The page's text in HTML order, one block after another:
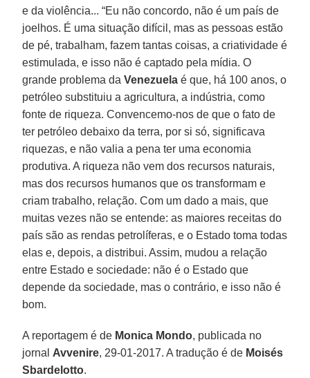
e da violência... “Eu não concordo, não é um país de
joelhos. É uma situação difícil, mas as pessoas estão
de pé, trabalham, fazem tantas coisas, a criatividade é
estimulada, e isso não é captado pela mídia. O
grande problema daVenezuela é que, há 100 anos, o
petróleo substituiu a agricultura, a indústria, como
fonte de riqueza. Convencemo-nos de que o fato de
ter petróleo debaixo da terra, por si só, significava
riquezas, e não valia a pena ter uma economia
produtiva. A riqueza não vem dos recursos naturais,
mas dos recursos humanos que os transformam e
criam trabalho, relação. Com um dado a mais, que
muitas vezes não se entende: as maiores receitas do
país são as rendas petrolíferas, e o Estado toma todas
elas e, depois, a distribui. Assim, mudou a relação
entre Estado e sociedade: não é o Estado que
depende da sociedade, mas o contrário, e isso não é
bom.
A reportagem é de Monica Mondo, publicada no
jornal Avvenire, 29-01-2017. A tradução é de Moisés
Sbardelotto.